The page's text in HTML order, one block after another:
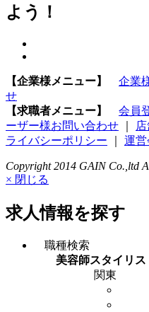
よう！
【企業様メニュー】 企業
せ
【求職者メニュー】
会員
ーザー様お問い合わせ
ライバシーポリシー
運営
Copyright 2014 GAIN Co.,ltd
× 閉じる
求人情報を探す
職種検索
美容師スタイリス
関東